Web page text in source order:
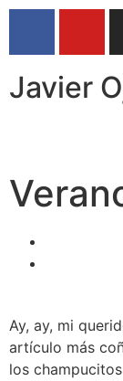
Javier
Ay, ay, mi
artículo más
los